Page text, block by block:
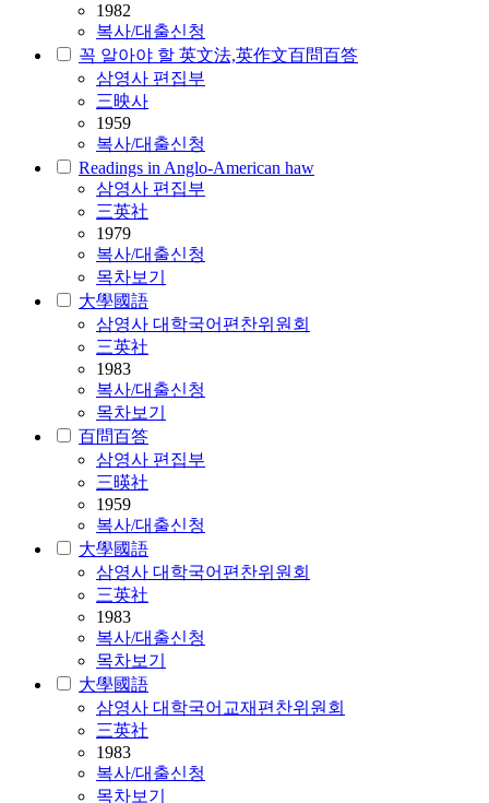
1982
복사/대출신청
꼭 알아야 할 英文法,英作文百問百答
삼영사 편집부
三映사
1959
복사/대출신청
Readings in Anglo-American haw
삼영사 편집부
三英社
1979
복사/대출신청
목차보기
大學國語
삼영사 대학국어편찬위원회
三英社
1983
복사/대출신청
목차보기
百問百答
삼영사 편집부
三暎社
1959
복사/대출신청
大學國語
삼영사 대학국어편찬위원회
三英社
1983
복사/대출신청
목차보기
大學國語
삼영사 대학국어교재편찬위원회
三英社
1983
복사/대출신청
목차보기